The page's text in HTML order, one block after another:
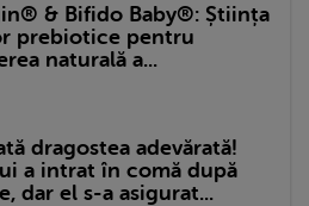
& Bifido Baby®: Știința
prebiotice pentru
naturală a...
dragostea adevărată!
a intrat în comă după
dar el s-a asigurat...